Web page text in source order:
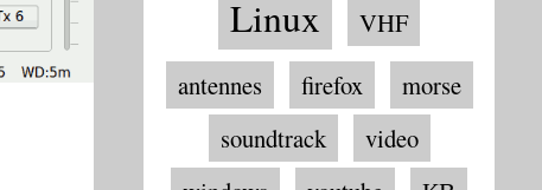
Linux
VHF
antennes
firefox
morse
soundtrack
video